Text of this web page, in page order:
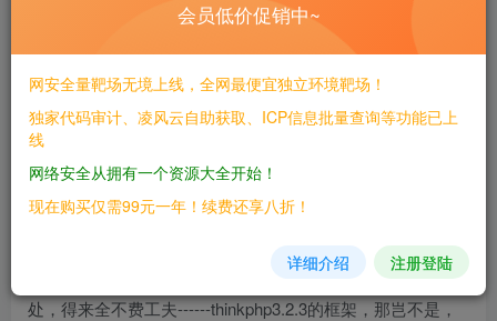
二、漏洞影响
————
OneThink \< 1.1.141212 三、复现过程 ------------ ### 漏
洞分析 以`OneThink 1.0.131218`为例，本地搭建起
`one.think` ![1.png](/static/qingy/OneThink_前台注
入/img/rId25.png) 打开源码文件夹，好家伙，踏破铁鞋无觅
处，得来全不费工夫------thinkphp3.2.3的框架，那岂不是，
会员低价促销中~
网安全量靶场无境上线，全网最便宜独立环境靶场！
独家代码审计、凌风云自助获取、ICP信息批量查询等功能已上
线
网络安全从拥有一个资源大全开始！
现在购买仅需99元一年！续费还享八折！
详细介绍 注册登陆